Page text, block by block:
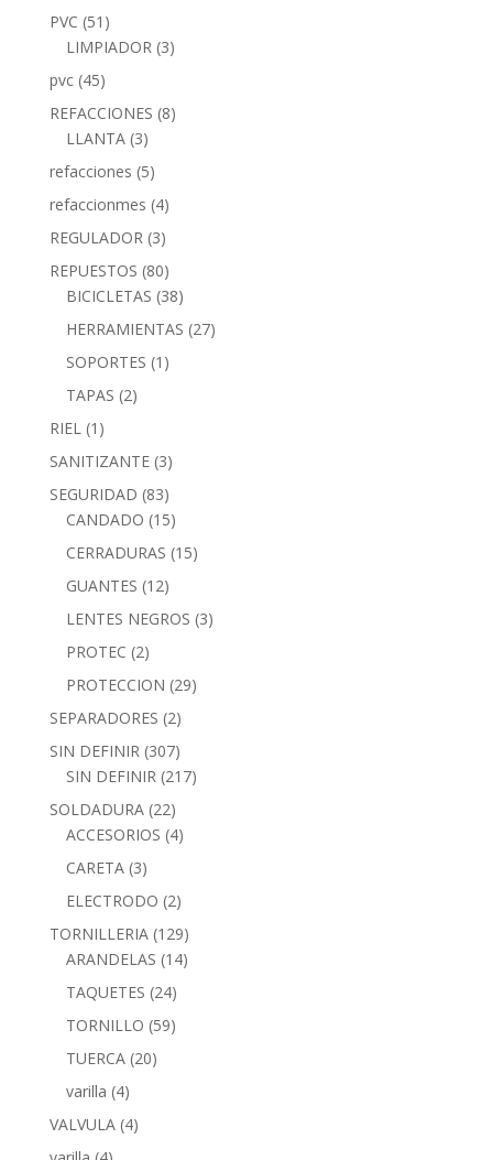
PVC (51)
LIMPIADOR (3)
pvc (45)
REFACCIONES (8)
LLANTA (3)
refacciones (5)
refaccionmes (4)
REGULADOR (3)
REPUESTOS (80)
BICICLETAS (38)
HERRAMIENTAS (27)
SOPORTES (1)
TAPAS (2)
RIEL (1)
SANITIZANTE (3)
SEGURIDAD (83)
CANDADO (15)
CERRADURAS (15)
GUANTES (12)
LENTES NEGROS (3)
PROTEC (2)
PROTECCION (29)
SEPARADORES (2)
SIN DEFINIR (307)
SIN DEFINIR (217)
SOLDADURA (22)
ACCESORIOS (4)
CARETA (3)
ELECTRODO (2)
TORNILLERIA (129)
ARANDELAS (14)
TAQUETES (24)
TORNILLO (59)
TUERCA (20)
varilla (4)
VALVULA (4)